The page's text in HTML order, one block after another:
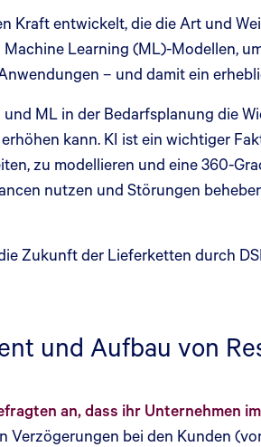
entwickelt, die die Art und
Learning (ML)-Modellen,
– und damit ein
ML in der Bedarfsplanung die
kann. KI ist ein wichtiger
zu modellieren und eine 360-
nutzen und Störungen
Zukunft der Lieferketten durch
und Aufbau von
an, dass ihr Unternehmen
bei den Kunden